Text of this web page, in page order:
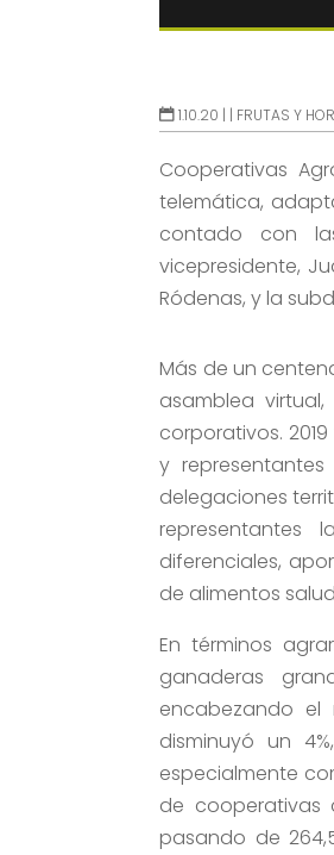
1.10.20 | | FRUTAS Y
Cooperativas
telemática,
contado con
vicepresidente,
Ródenas, y la
Más de un
asamblea
corporativos.
y
delegaciones
representantes
diferenciales,
de alimentos
En términos
ganaderas
encabezando el
disminuyó un
especialmente
de cooperativas
pasando de